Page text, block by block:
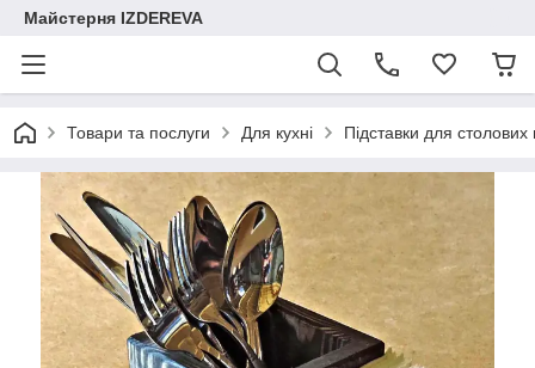
Майстерня IZDEREVA
Товари та послуги Для кухні Підставки для столових